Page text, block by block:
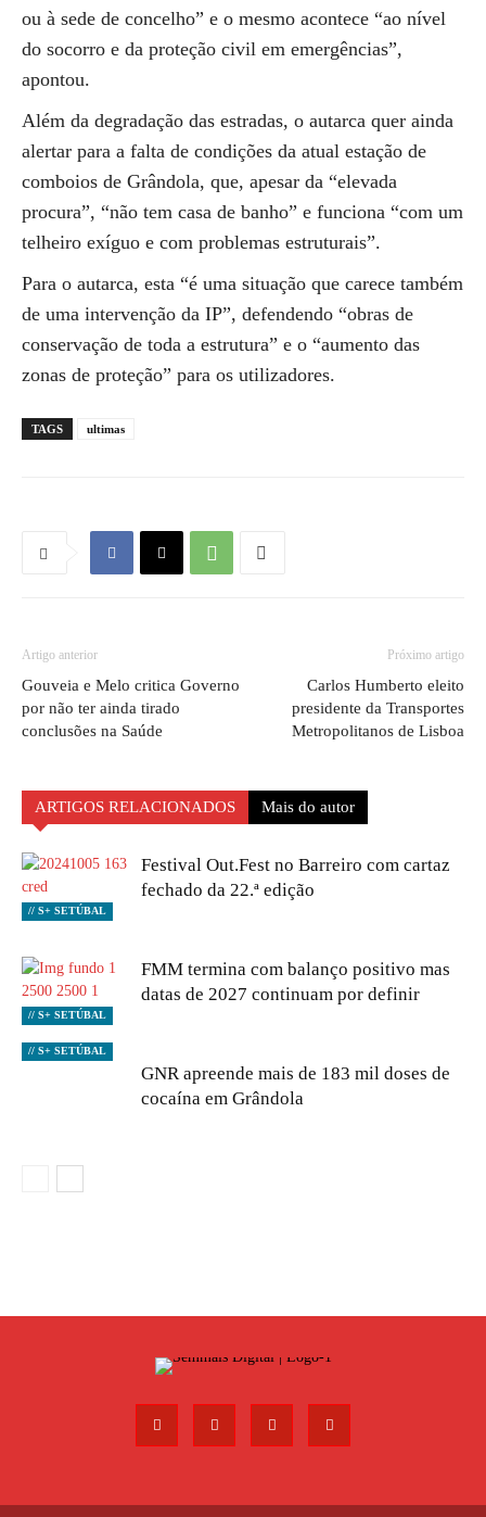
ou à sede de concelho” e o mesmo acontece “ao nível
do socorro e da proteção civil em emergências”,
apontou.
Além da degradação das estradas, o autarca quer ainda
alertar para a falta de condições da atual estação de
comboios de Grândola, que, apesar da “elevada
procura”, “não tem casa de banho” e funciona “com um
telheiro exíguo e com problemas estruturais”.
Para o autarca, esta “é uma situação que carece também
de uma intervenção da IP”, defendendo “obras de
conservação de toda a estrutura” e o “aumento das
zonas de proteção” para os utilizadores.
TAGS ultimas
Artigo anterior
Gouveia e Melo critica Governo
por não ter ainda tirado
conclusões na Saúde
Próximo artigo
Carlos Humberto eleito
presidente da Transportes
Metropolitanos de Lisboa
ARTIGOS RELACIONADOS Mais do autor
// S+ SETÚBAL
Festival Out.Fest no Barreiro com cartaz
fechado da 22.ª edição
// S+ SETÚBAL
FMM termina com balanço positivo mas
datas de 2027 continuam por definir
// S+ SETÚBAL
GNR apreende mais de 183 mil doses de
cocaína em Grândola